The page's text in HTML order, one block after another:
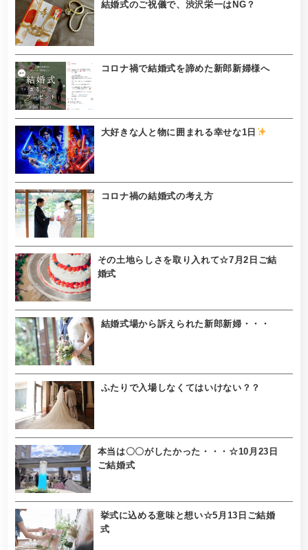
結婚式のご祝儀で、渋沢栄一はNG？
コロナ禍で結婚式を諦めた新郎新婦様へ
大好きな人と物に囲まれる幸せな1日
コロナ禍の結婚式の考え方
その土地らしさを取り入れて☆7月2日ご結
婚式
結婚式場から訴えられた新郎新婦・・・
ふたりで入場しなくてはいけない？？
本当は〇〇がしたかった・・・☆10月23日
ご結婚式
挙式に込める意味と想い☆5月13日ご結婚
式